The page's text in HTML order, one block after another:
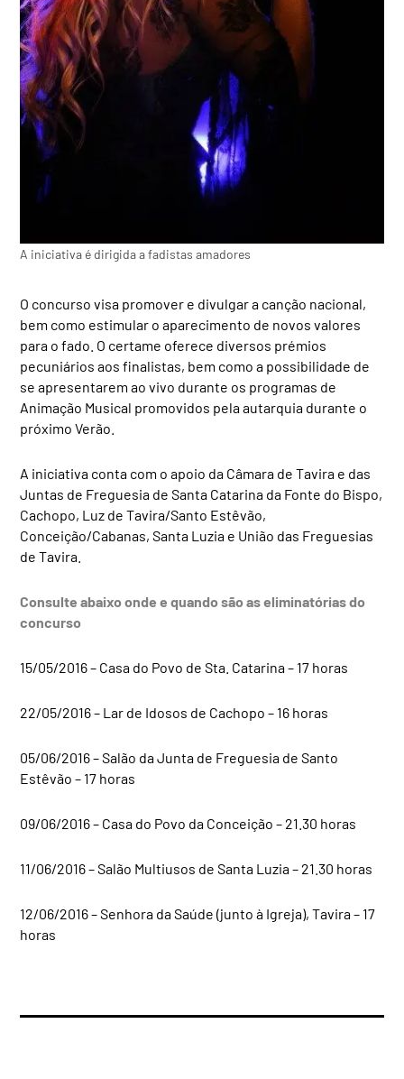
A iniciativa é dirigida a fadistas amadores
O concurso visa promover e divulgar a canção nacional,
bem como estimular o aparecimento de novos valores
para o fado. O certame oferece diversos prémios
pecuniários aos finalistas, bem como a possibilidade de
se apresentarem ao vivo durante os programas de
Animação Musical promovidos pela autarquia durante o
próximo Verão.
A iniciativa conta com o apoio da Câmara de Tavira e das
Juntas de Freguesia de Santa Catarina da Fonte do Bispo,
Cachopo, Luz de Tavira/Santo Estêvão,
Conceição/Cabanas, Santa Luzia e União das Freguesias
de Tavira.
Consulte abaixo onde e quando são as eliminatórias do
concurso
15/05/2016 – Casa do Povo de Sta. Catarina – 17 horas
22/05/2016 – Lar de Idosos de Cachopo – 16 horas
05/06/2016 – Salão da Junta de Freguesia de Santo
Estêvão – 17 horas
09/06/2016 – Casa do Povo da Conceição – 21.30 horas
11/06/2016 – Salão Multiusos de Santa Luzia – 21.30 horas
12/06/2016 – Senhora da Saúde (junto à Igreja), Tavira – 17
horas